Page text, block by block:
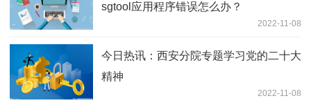
sgtool应用程序错误怎么办？
2022-11-08
今日热讯：西安分院专题学习党的二十大
精神
2022-11-08